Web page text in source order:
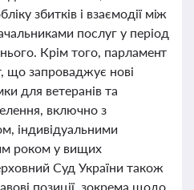
збитків і взаємодії між
послуг у період
Крім того, парламент
що запроваджує нові
для ветеранів та
включно з
індивідуальними
роком у вищих
Суд України також
позиції, зокрема щодо